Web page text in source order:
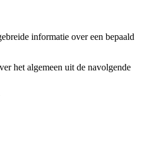
informatie over een bepaald
het algemeen uit de navolgende